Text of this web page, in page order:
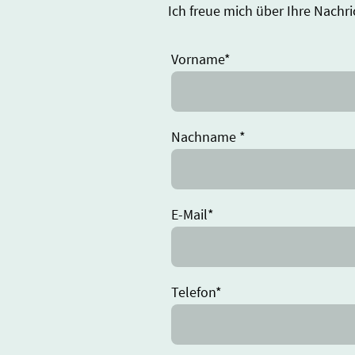
Ich freue mich über Ihre
Vorname*
Nachname *
E-Mail*
Telefon*